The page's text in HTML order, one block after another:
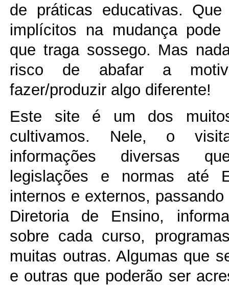
de práticas educativas.
implícitos na mudança
que traga sossego. Mas
risco de abafar a
fazer/produzir algo diferente!
Este site é um dos
cultivamos. Nele, o
informações diversas
legislações e normas até
internos e externos,
Diretoria de Ensino,
sobre cada curso,
muitas outras. Algumas que
e outras que poderão ser